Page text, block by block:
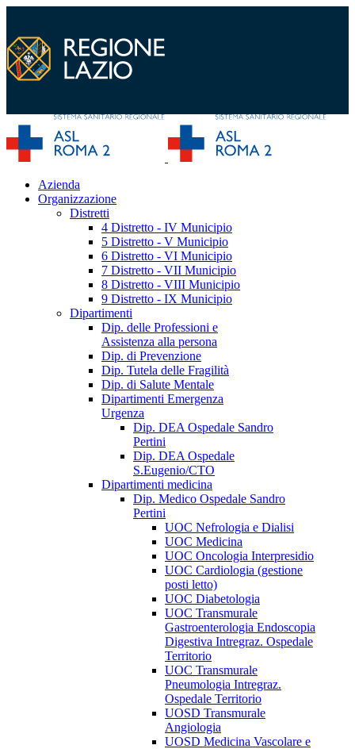
Azienda
Organizzazione
Distretti
4 Distretto - IV Municipio
5 Distretto - V Municipio
6 Distretto - VI Municipio
7 Distretto - VII Municipio
8 Distretto - VIII Municipio
9 Distretto - IX Municipio
Dipartimenti
Dip. delle Professioni e
Assistenza alla persona
Dip. di Prevenzione
Dip. Tutela delle Fragilità
Dip. di Salute Mentale
Dipartimenti Emergenza
Urgenza
Dip. DEA Ospedale Sandro
Pertini
Dip. DEA Ospedale
S.Eugenio/CTO
Dipartimenti medicina
Dip. Medico Ospedale Sandro
Pertini
UOC Nefrologia e Dialisi
UOC Medicina
UOC Oncologia Interpresidio
UOC Cardiologia (gestione
posti letto)
UOC Diabetologia
UOC Transmurale
Gastroenterologia Endoscopia
Digestiva Intregraz. Ospedale
Territorio
UOC Transmurale
Pneumologia Intregraz.
Ospedale Territorio
UOSD Transmurale
Angiologia
UOSD Medicina Vascolare e